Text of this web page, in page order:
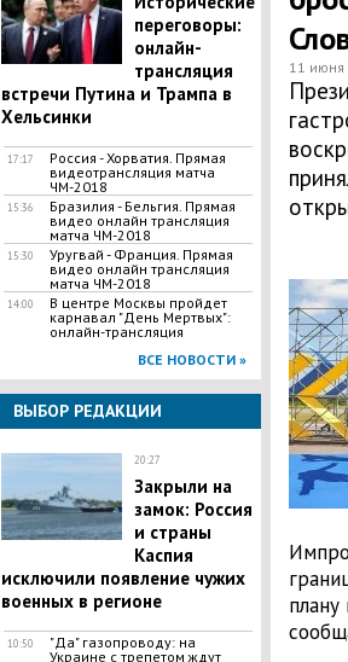
переговоры:
онлайн-
трансляция
встречи Путина и Трампа в
Хельсинки
17:17
Россия - Хорватия. Прямая
видеотрансляция матча
ЧМ-2018
15:36
Бразилия - Бельгия. Прямая
видео онлайн трансляция
матча ЧМ-2018
15:30
Уругвай - Франция. Прямая
видео онлайн трансляция
матча ЧМ-2018
14:00
В центре Москвы пройдет
карнавал "День Мертвых":
онлайн-трансляция
ВСЕ НОВОСТИ »
ВЫБОР РЕДАКЦИИ
20:27
Закрыли на
замок: Россия
и страны
Каспия
исключили появление чужих
военных в регионе
10:50
"Да" газопроводу: на
Украине с трепетом ждут
11 июня